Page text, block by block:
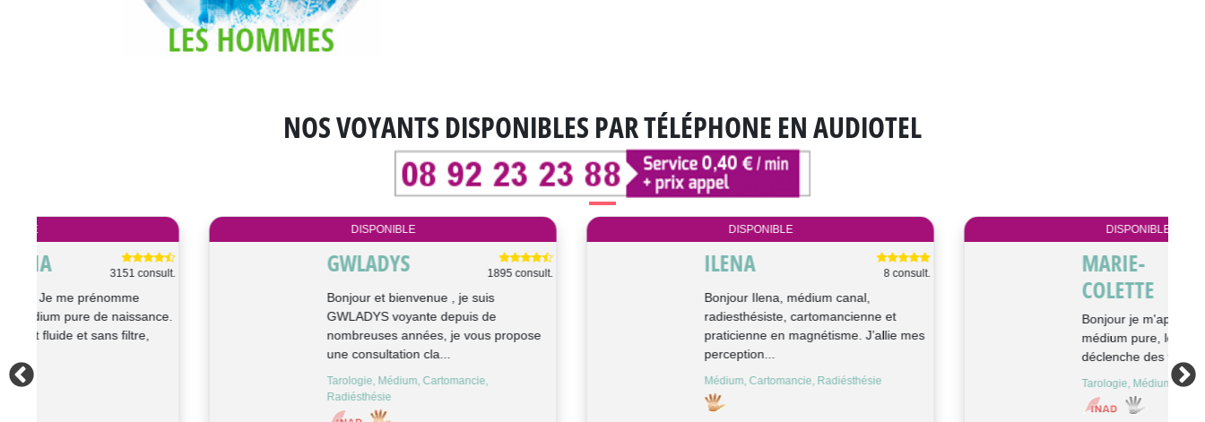
NOS VOYANTS DISPONIBLES PAR TÉLÉPHONE EN AUDIOTEL
DISPONIBLE
GWLADYS 1895 consult.
Bonjour et bienvenue , je suis
GWLADYS voyante depuis de
nombreuses années, je vous propose
Tarologie, Médium, Cartomancie,
DISPONIBLE
ILENA 8 consult.
Bonjour Ilena, médium canal,
radiesthésiste, cartomancienne et
praticienne en magnétisme. J’allie mes
Médium, Cartomancie, Radiésthésie
DISPONIBLE
MARIE-
2256 consult.
Bonjour je m'appelle Marie Colette,
médium pure, le son de votre voix
déclenche des flashs, des réponses à...
Tarologie, Médium, Astrologie, Cartomancie